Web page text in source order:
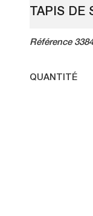
TAPIS DE
Référence 3384
QUANTITÉ